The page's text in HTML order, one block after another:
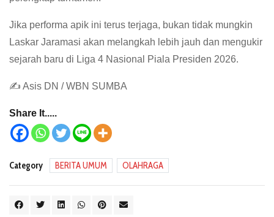
Jika performa apik ini terus terjaga, bukan tidak mungkin
Laskar Jaramasi akan melangkah lebih jauh dan mengukir
sejarah baru di Liga 4 Nasional Piala Presiden 2026.
✍️ Asis DN / WBN SUMBA
Share It.....
Category BERITA UMUM OLAHRAGA